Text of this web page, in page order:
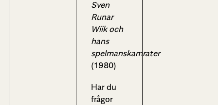
Sven
Runar
Wiik och
hans
spelmanskamrater
(1980)
Har du
frågor